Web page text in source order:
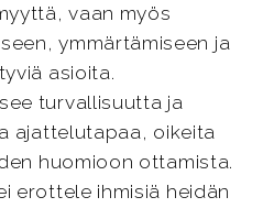
vaan myös
ymmärtämiseen ja
asioita.
turvallisuutta ja
ajattelutapaa, oikeita
huomioon ottamista.
erottele ihmisiä heidän